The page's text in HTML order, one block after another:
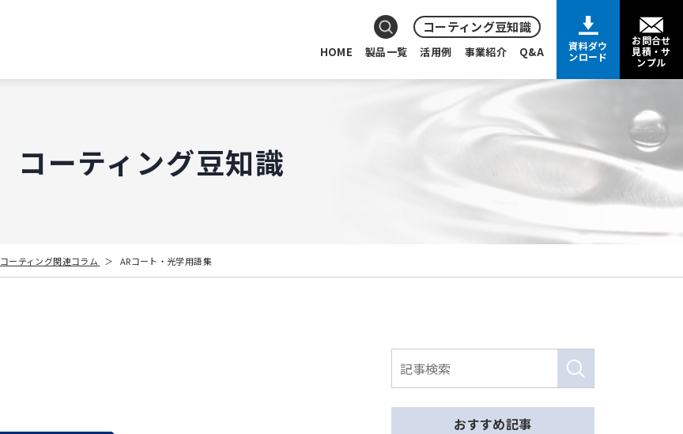
コーティング豆知識
HOME 製品一覧 活用例 事業紹介 Q&A
資料ダウ
ンロード
お問合せ
見積・サ
ンプル
コーティング豆知識
コーティング関連コラム ARコート・光学用語集
おすすめ記事